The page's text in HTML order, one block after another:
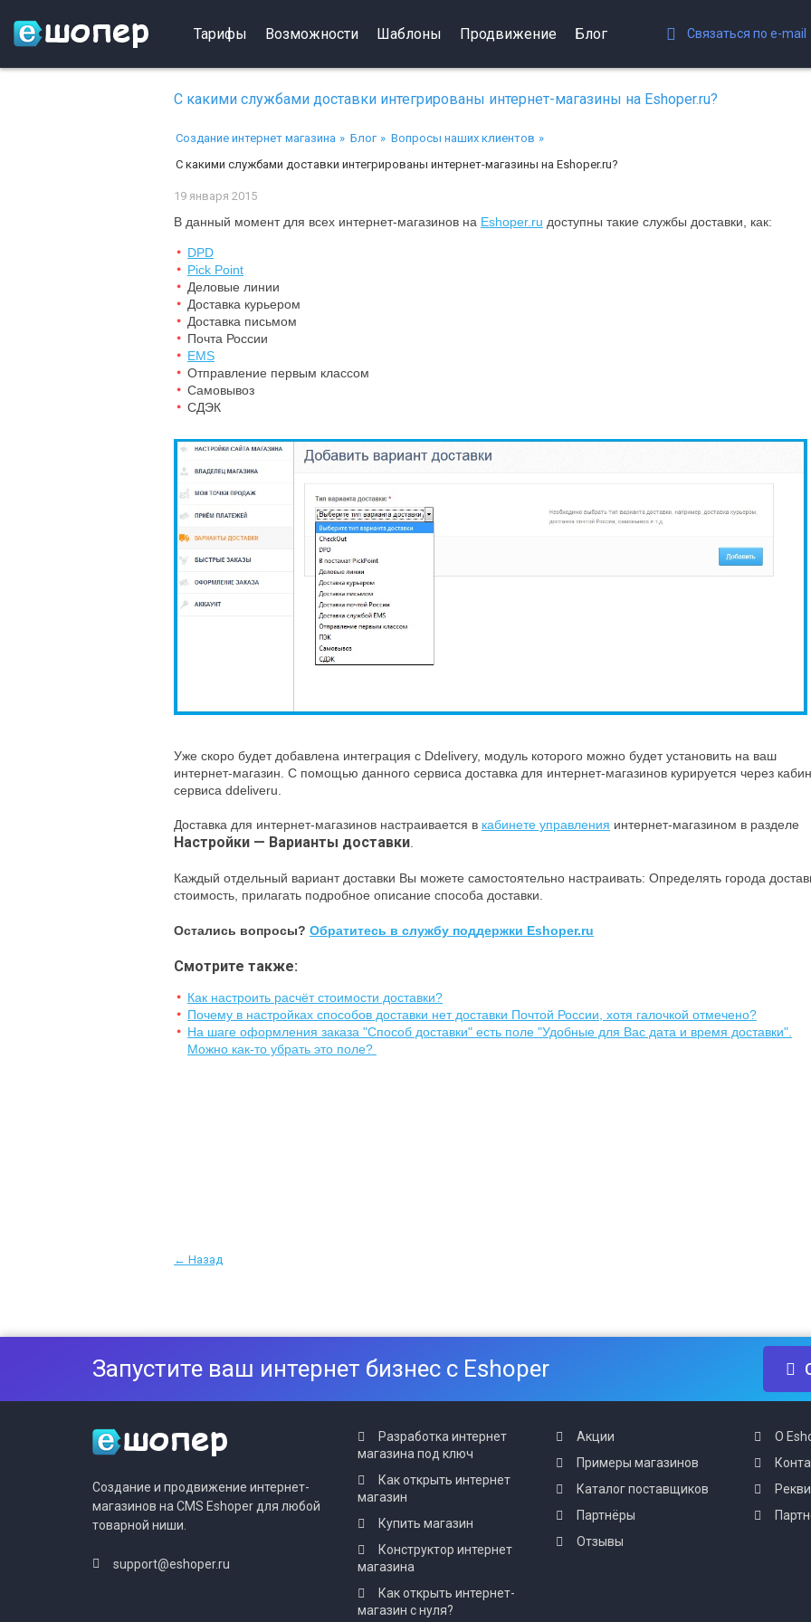
Тарифы Возможности Шаблоны Продвижение Блог Связаться по e-mail
С какими службами доставки интегрированы интернет-магазины на Eshoper.ru?
Создание интернет магазина Блог
Вопросы наших клиентов
С какими службами доставки интегрированы интернет-магазины на Eshoper.ru?
19 января 2015
В данный момент для всех интернет-магазинов на Eshoper.ru доступны такие службы доставки, как:
DPD
Pick Point
Деловые линии
Доставка курьером
Доставка письмом
Почта России
EMS
Отправление первым классом
Самовывоз
СДЭК
Уже скоро будет добавлена интеграция с Ddelivery, модуль которого можно будет установить на ваш
интернет-магазин. С помощью данного сервиса доставка для интернет-магазинов курируется через
сервиса ddeliveru.
Доставка для интернет-магазинов настраивается в кабинете управления интернет-магазином в разделе
Настройки — Варианты доставки
Каждый отдельный вариант доставки Вы можете самостоятельно настраивать: Определять города
стоимость, прилагать подробное описание способа доставки.
Остались вопросы? Обратитесь в службу поддержки Eshoper.ru
Смотрите также:
Как настроить расчёт стоимости доставки?
Почему в настройках способов доставки нет доставки Почтой России, хотя галочкой отмечено?
На шаге оформления заказа "Способ доставки" есть поле "Удобные для Вас дата и время доставки".
Можно как-то убрать это поле?
← Назад
Запустите ваш интернет бизнес с Eshoper
Создание и продвижение интернет-
магазинов на CMS Eshoper для любой
товарной ниши.
support@eshoper.ru
Разработка интернет
магазина под ключ
Как открыть интернет
магазин
Купить магазин
Конструктор интернет
магазина
Как открыть интернет-
магазин с нуля?
Акции
Примеры магазинов
Каталог поставщиков
Партнёры
Отзывы
О